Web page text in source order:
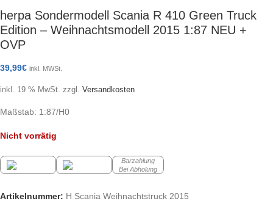
herpa Sondermodell Scania R 410 Green Truck
Edition – Weihnachtsmodell 2015 1:87 NEU +
OVP
39,99€ inkl. MWSt.
inkl. 19 % MwSt. zzgl. Versandkosten
Maßstab: 1:87/H0
Nicht vorrätig
Barzahlung
Bei Abholung
Artikelnummer: H Scania Weihnachtstruck 2015